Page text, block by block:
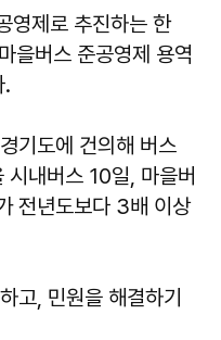
영제로 추진하는 한
을버스 준공영제 용역
.
기도에 건의해 버스
내버스 10일, 마을버
전년도보다 3배 이상
고, 민원을 해결하기